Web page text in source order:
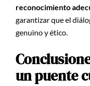
reconocimiento
garantizar que el
genuino y ético.
un puente